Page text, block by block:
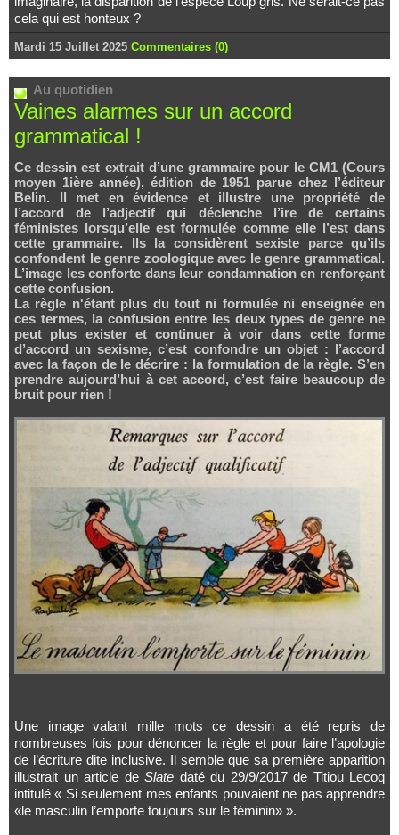
cela qui est honteux ?
Mardi 15 Juillet 2025 Commentaires (0)
Au quotidien
Vaines alarmes sur un accord
grammatical !
Ce dessin est extrait d’une grammaire pour le CM1 (Cours
moyen 1ière année), édition de 1951 parue chez l’éditeur
Belin. Il met en évidence et illustre une propriété de
l’accord de l’adjectif qui déclenche l’ire de certains
féministes lorsqu’elle est formulée comme elle l’est dans
cette grammaire. Ils la considèrent sexiste parce qu’ils
confondent le genre zoologique avec le genre grammatical.
L’image les conforte dans leur condamnation en renforçant
cette confusion.
La règle n'étant plus du tout ni formulée ni enseignée en
ces termes, la confusion entre les deux types de genre ne
peut plus exister et continuer à voir dans cette forme
d’accord un sexisme, c’est confondre un objet : l’accord
avec la façon de le décrire : la formulation de la règle. S’en
prendre aujourd’hui à cet accord, c’est faire beaucoup de
bruit pour rien !
Une image valant mille mots ce dessin a été repris de
nombreuses fois pour dénoncer la règle et pour faire l’apologie
de l’écriture dite inclusive. Il semble que sa première apparition
illustrait un article de Slate daté du 29/9/2017 de Titiou Lecoq
intitulé « Si seulement mes enfants pouvaient ne pas apprendre
«le masculin l’emporte toujours sur le féminin» ».